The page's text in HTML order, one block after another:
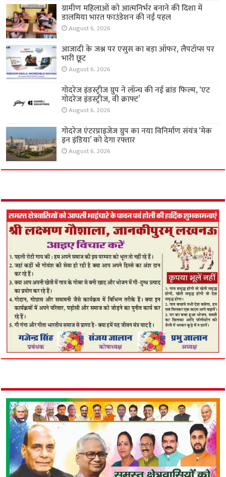
ग्रामीण महिलाओं को आत्मनिर्भर बनाने की दिशा में
डालमिया भारत फाउंडेशन की नई पहल
August 6, 2026
आजादी के जश्न पर एसुस का बड़ा ऑफर, लैपटॉप्स पर
भारी छूट
August 6, 2026
गोदरेज इंडस्ट्रीज ग्रुप ने लॉन्च की नई ब्रांड फिल्म, ‘एट
गोदरेज इंडस्ट्रीज, वी क्राफ्ट’
August 6, 2026
गोदरेज एंटरप्राइजेज ग्रुप का नया विनिर्माण संयंत्र ‘मेक
इन इंडिया’ को देगा रफ्तार
August 6, 2026